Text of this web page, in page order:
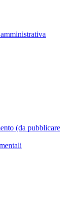
(da pubblicare